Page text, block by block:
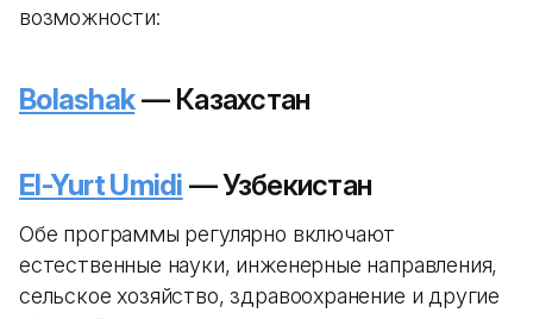
возможности:
Bolashak— Казахстан
El-Yurt Umidi — Узбекистан
Обе программы регулярно включают
естественные науки, инженерные направления,
сельское хозяйство, здравоохранение и другие